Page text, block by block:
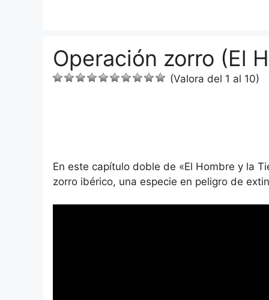
Operación zorro (El
(Valora del 1 al 10)
En este capítulo doble de «El Hombre y la
zorro ibérico, una especie en peligro de